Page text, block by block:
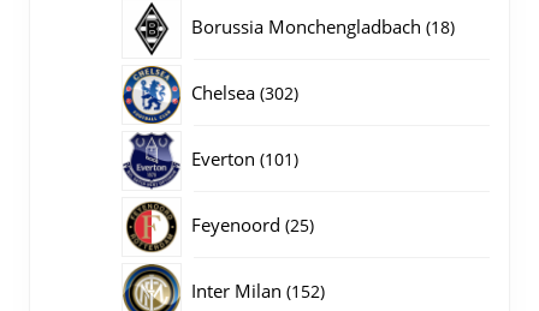
Borussia Monchengladbach 1818
Chelsea 302302
Everton 101101
Feyenoord 2525
Inter Milan 152152